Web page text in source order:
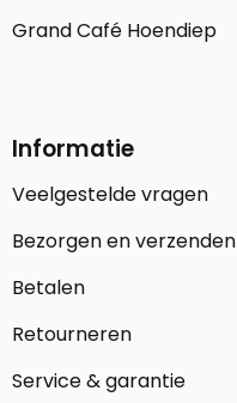
Grand Café Hoendiep
Informatie
Veelgestelde vragen
Bezorgen en verzenden
Betalen
Retourneren
Service & garantie